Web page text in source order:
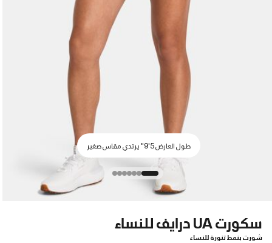
طول العارض 5'9" يرتدي مقاس صغير
سكورت UA درايف للنساء
شورت بنمط تنورة للنساء